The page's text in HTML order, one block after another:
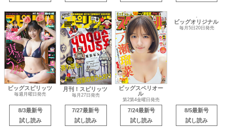
ビッグスピリッツ
毎週月曜日発売
8/3最新号
試し読み
月刊！スピリッツ
毎月27日発売
7/27最新号
試し読み
ビッグスペリオー
ル
第2第4金曜日発売
7/24最新号
試し読み
8/5最新号
試し読み